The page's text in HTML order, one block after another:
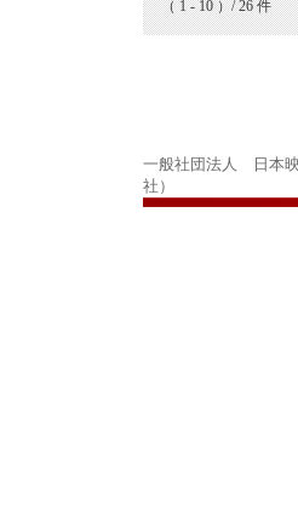
（ 1 - 10 ）/ 26 件
一般社団法人 日本
社）